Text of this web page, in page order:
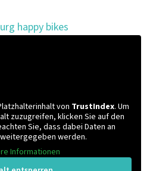
von TrustIndex. Um
zuzugreifen, klicken Sie auf den
Sie, dass dabei Daten an
werden.
Informationen